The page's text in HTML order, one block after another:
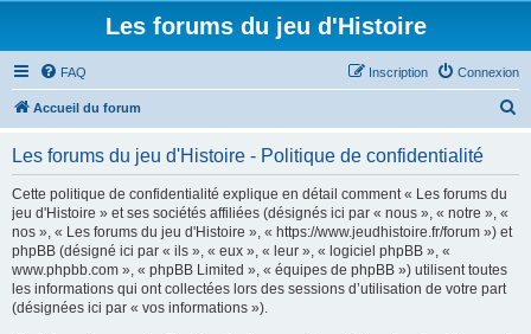
Les forums du jeu d'Histoire
FAQ Connexion
Inscription
Accueil du forum
Les forums du jeu d'Histoire - Politique de confidentialité
Cette politique de confidentialité explique en détail comment « Les forums du
jeu d'Histoire » et ses sociétés affiliées (désignés ici par « nous », « notre », «
nos », « Les forums du jeu d'Histoire », « https://www.jeudhistoire.fr/forum ») et
phpBB (désigné ici par « ils », « eux », « leur », « logiciel phpBB », «
www.phpbb.com », « phpBB Limited », « équipes de phpBB ») utilisent toutes
les informations qui ont collectées lors des sessions d’utilisation de votre part
(désignées ici par « vos informations »).